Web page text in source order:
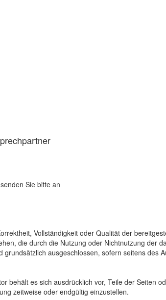
Sie bitte an
Vollständigkeit oder Qualität der
die durch die Nutzung oder Nichtnutzung der
ausgeschlossen, sofern seitens des
behält es sich ausdrücklich vor, Teile der Seiten
zeitweise oder endgültig einzustellen.